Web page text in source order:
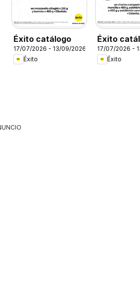
Éxito catálogo
17/07/2026 - 13/09/2026
Éxito
Éxito
17/07/2026 -
Éxito